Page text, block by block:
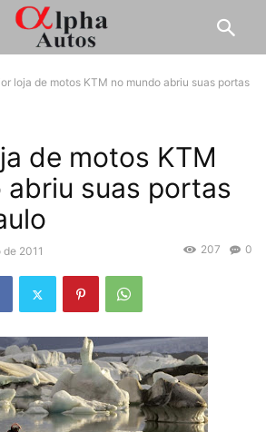
loja de motos KTM no mundo abriu suas portas
de motos KTM
abriu suas portas
2011 0
207